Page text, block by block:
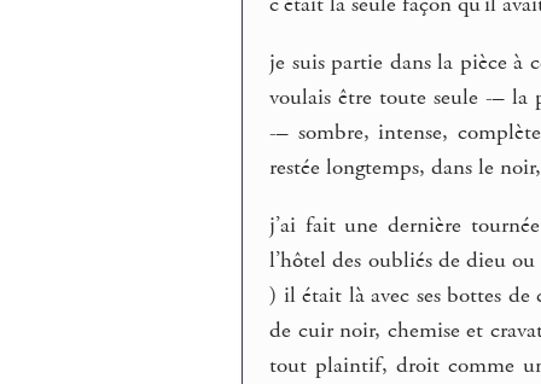
je suis partie dans la pièce à
voulais être toute seule -–
-– sombre, intense,
restée longtemps, dans le
j’ai fait une dernière
l’hôtel des oubliés de dieu
) il était là avec ses bottes de
de cuir noir, chemise et
tout plaintif, droit comme